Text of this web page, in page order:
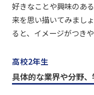
好きなことや興味のあ
来を思い描いてみまし
ると、イメージがつき
高校2年生
具体的な業界や分野